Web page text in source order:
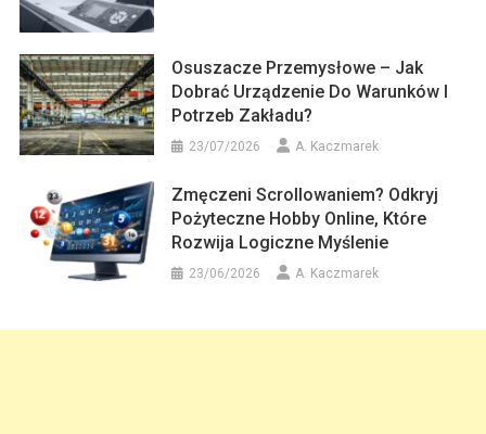
Osuszacze Przemysłowe – Jak
Dobrać Urządzenie Do Warunków I
Potrzeb Zakładu?
23/07/2026 A. Kaczmarek
Zmęczeni Scrollowaniem? Odkryj
Pożyteczne Hobby Online, Które
Rozwija Logiczne Myślenie
23/06/2026 A. Kaczmarek